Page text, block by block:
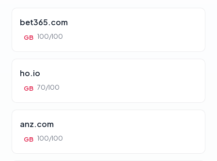
bet365.com
GB 100/100
ho.io
GB 70/100
anz.com
GB 100/100